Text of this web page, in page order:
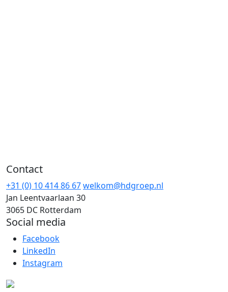
Contact
+31 (0) 10 414 86 67welkom@hdgroep.nl
Jan Leentvaarlaan 30
3065 DC Rotterdam
Social media
Facebook
LinkedIn
Instagram